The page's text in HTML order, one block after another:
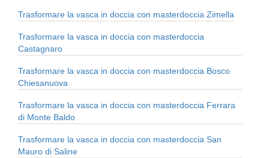
Trasformare la vasca in doccia con masterdoccia Zimella
Trasformare la vasca in doccia con masterdoccia
Castagnaro
Trasformare la vasca in doccia con masterdoccia Bosco
Chiesanuova
Trasformare la vasca in doccia con masterdoccia Ferrara
di Monte Baldo
Trasformare la vasca in doccia con masterdoccia San
Mauro di Saline